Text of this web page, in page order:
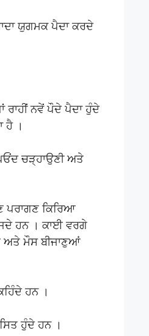
ਯੁਗਮਕ ਪੈਦਾ ਕਰਦੇ
ਨਵੇਂ ਪੌਦੇ ਪੈਦਾ ਹੁੰਦੇ
ਹੈ ।
ਚੜ੍ਹਾਉਣੀ ਅਤੇ
ਪਰਾਗਣ ਕਿਰਿਆ
ਹਨ । ਕਾਈ ਵਰਗੇ
ਅਤੇ ਮੌਸ ਬੀਜਾਣੁਆਂ
ਹਨ ।
ਹੁੰਦੇ ਹਨ ।